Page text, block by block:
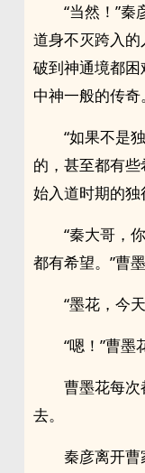
“当然！”
道身不灭跨入
破到神通境都
中神一般的传奇
“如果不是
的，甚至都有
始入道时期的
“秦大哥，
都有希望。”曹
“墨花，今
“嗯！”曹墨
曹墨花每
去。
秦彦离开